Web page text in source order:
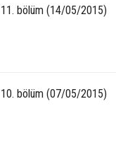
11. bölüm (14/05/2015)
10. bölüm (07/05/2015)